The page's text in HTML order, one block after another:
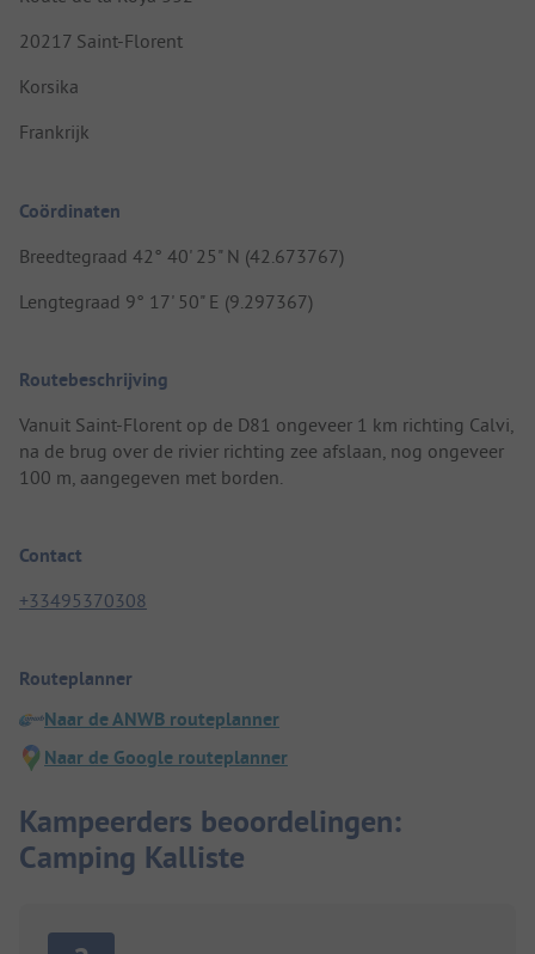
20217 Saint-Florent
Korsika
Frankrijk
Coördinaten
Breedtegraad 42° 40' 25" N (42.673767)
Lengtegraad 9° 17' 50" E (9.297367)
Routebeschrijving
Vanuit Saint-Florent op de D81 ongeveer 1 km richting Calvi,
na de brug over de rivier richting zee afslaan, nog ongeveer
100 m, aangegeven met borden.
Contact
+33495370308
Routeplanner
Naar de ANWB routeplanner
Naar de Google routeplanner
Kampeerders beoordelingen:
Camping Kalliste